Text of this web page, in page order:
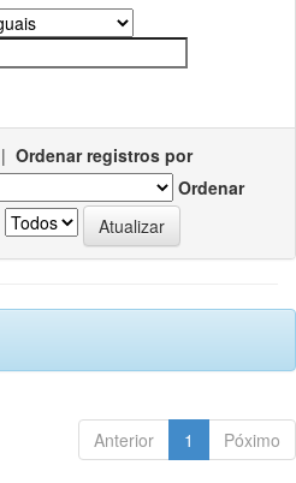
| Ordenar registros por
Ordenar
Anterior 1 Póximo